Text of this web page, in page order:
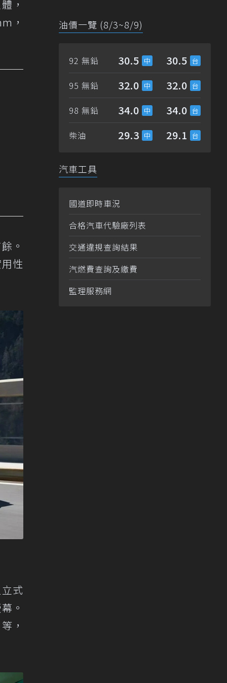
，
，
。
性
式
。
，
油價一覽 (8/3~8/9)
92 無鉛 30.5 30.5
95 無鉛 32.0 32.0
98 無鉛 34.0 34.0
柴油 29.3 29.1
汽車工具
國道即時車況
合格汽車代驗廠列表
交通違規查詢結果
汽燃費查詢及繳費
監理服務網